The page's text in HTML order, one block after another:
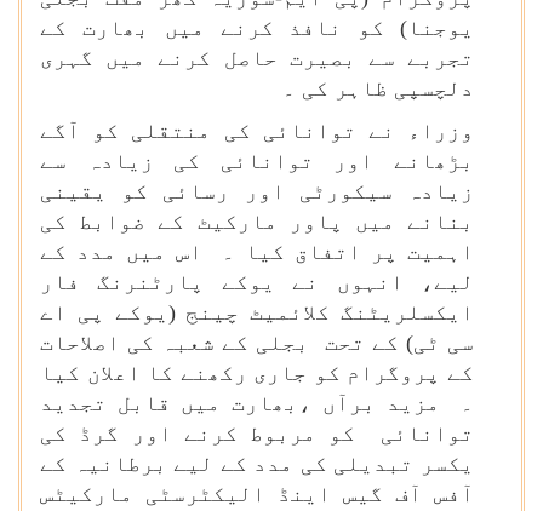
یوجنا) کو نافذ کرنے میں بھارت کے
تجربے سے بصیرت حاصل کرنے میں گہری
دلچسپی ظاہر کی ۔
وزراء نے توانائی کی منتقلی کو آگے
بڑھانے اور توانائی کی زیادہ سے
زیادہ سیکورٹی اور رسائی کو یقینی
بنانے میں پاور مارکیٹ کے ضوابط کی
اہمیت پر اتفاق کیا ۔ اس میں مدد کے
لیے، انہوں نے یوکے پارٹنرنگ فار
ایکسلریٹنگ کلائمیٹ چینج (یوکے پی اے
سی ٹی) کے تحت بجلی کے شعبہ کی اصلاحات
کے پروگرام کو جاری رکھنے کا اعلان کیا
۔ مزید برآں ،بھارت میں قابل تجدید
توانائی کو مربوط کرنے اور گرڈ کی
یکسر تبدیلی کی مدد کے لیے برطانیہ کے
آفس آف گیس اینڈ الیکٹرسٹی مارکیٹس